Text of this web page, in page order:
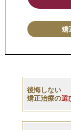
矯
後悔しない
矯正治療の選